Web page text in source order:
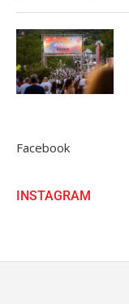
Facebook
INSTAGRAM